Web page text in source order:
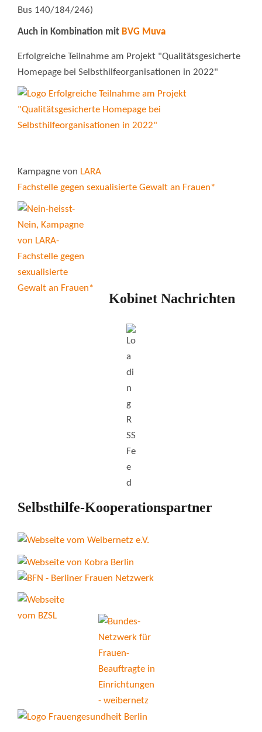
Bus 140/184/246)
Auch in Kombination mit BVG Muva
Erfolgreiche Teilnahme am Projekt "Qualitätsgesicherte
Homepage bei Selbsthilfeorganisationen in 2022"
Kampagne von LARA
Fachstelle gegen sexualisierte Gewalt an Frauen*
Kobinet Nachrichten
Selbsthilfe-Kooperationspartner